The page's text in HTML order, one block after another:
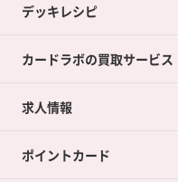
デッキレシピ
カードラボの買取サービス
カードラボの買取サービス
店舗買取について
求人情報
ポイントカード